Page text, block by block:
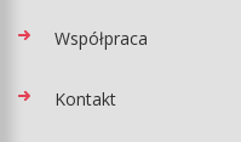
Współpraca
Kontakt